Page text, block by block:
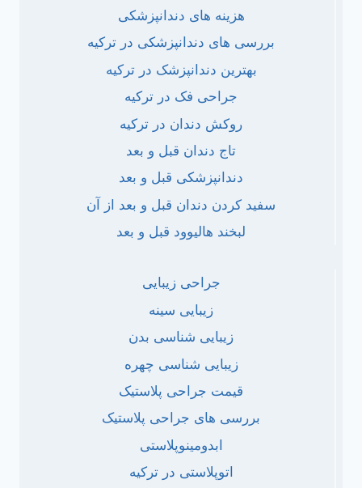
هزینه های دندانپزشکی
بررسی های دندانپزشکی در ترکیه
بهترین دندانپزشک در ترکیه
جراحی فک در ترکیه
روکش دندان در ترکیه
تاج دندان قبل و بعد
دندانپزشکی قبل و بعد
سفید کردن دندان قبل و بعد از آن
لبخند هالیوود قبل و بعد
جراحی زیبایی
زیبایی سینه
زیبایی شناسی بدن
زیبایی شناسی چهره
قیمت جراحی پلاستیک
بررسی های جراحی پلاستیک
ابدومینوپلاستی
اتوپلاستی در ترکیه